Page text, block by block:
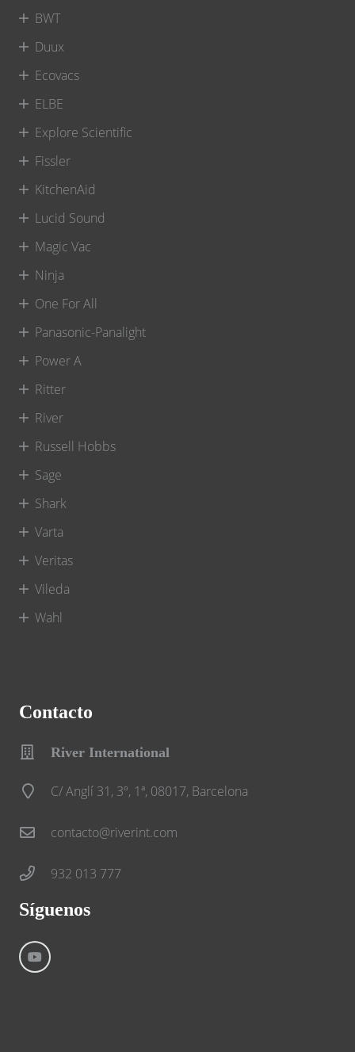
BWT
Duux
Ecovacs
ELBE
Explore Scientific
Fissler
KitchenAid
Lucid Sound
Magic Vac
Ninja
One For All
Panasonic-Panalight
Power A
Ritter
River
Russell Hobbs
Sage
Shark
Varta
Veritas
Vileda
Wahl
Contacto
River International
C/ Anglí 31, 3º, 1ª, 08017, Barcelona
contacto@riverint.com
932 013 777
Síguenos